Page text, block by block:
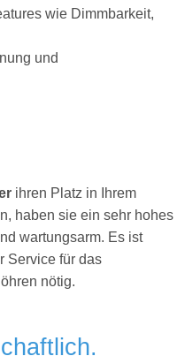
wie Dimmbarkeit,
und
ihren Platz in Ihrem
haben sie ein sehr hohes
wartungsarm. Es ist
Service für das
nötig.